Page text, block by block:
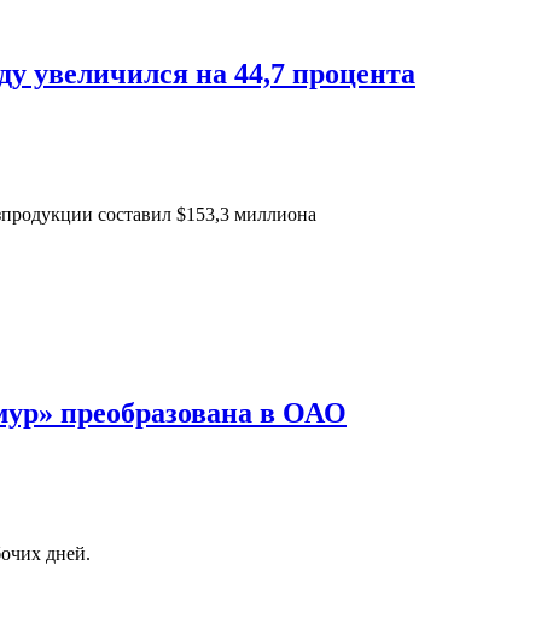
увеличился на 44,7 процента
составил $153,3 миллиона
преобразована в ОАО
дней.